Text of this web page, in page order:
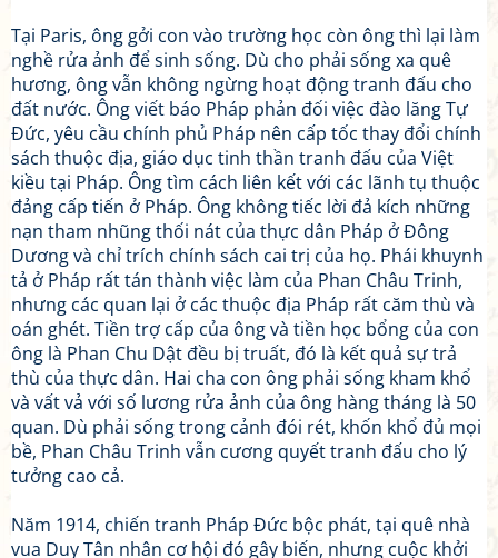
Tại Paris, ông gởi con vào trường học còn ông thì lại làm
nghề rửa ảnh để sinh sống. Dù cho phải sống xa quê
hương, ông vẫn không ngừng hoạt động tranh đấu cho
đất nước. Ông viết báo Pháp phản đối việc đào lăng Tự
Đức, yêu cầu chính phủ Pháp nên cấp tốc thay đổi chính
sách thuộc địa, giáo dục tinh thần tranh đấu của Việt
kiều tại Pháp. Ông tìm cách liên kết với các lãnh tụ thuộc
đảng cấp tiến ở Pháp. Ông không tiếc lời đả kích những
nạn tham nhũng thối nát của thực dân Pháp ở Đông
Dương và chỉ trích chính sách cai trị của họ. Phái khuynh
tả ở Pháp rất tán thành việc làm của Phan Châu Trinh,
nhưng các quan lại ở các thuộc địa Pháp rất căm thù và
oán ghét. Tiền trợ cấp của ông và tiền học bổng của con
ông là Phan Chu Dật đều bị truất, đó là kết quả sự trả
thù của thực dân. Hai cha con ông phải sống kham khổ
và vất vả với số lương rửa ảnh của ông hàng tháng là 50
quan. Dù phải sống trong cảnh đói rét, khốn khổ đủ mọi
bề, Phan Châu Trinh vẫn cương quyết tranh đấu cho lý
tưởng cao cả.
Năm 1914, chiến tranh Pháp Đức bộc phát, tại quê nhà
vua Duy Tân nhân cơ hội đó gây biến, nhưng cuộc khởi